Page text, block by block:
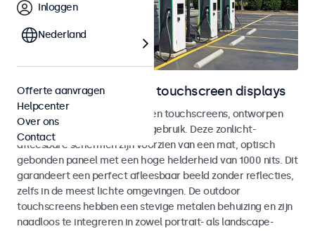
Outdoor monitoren en touchscreen displays
Weersbestendige monitoren en touchscreens, ontworpen
voor zowel binnen- als buitengebruik. Deze zonlicht-
afleesbare schermen zijn voorzien van een mat, optisch
gebonden paneel met een hoge helderheid van 1000 nits. Dit
garandeert een perfect afleesbaar beeld zonder reflecties,
zelfs in de meest lichte omgevingen. De outdoor
touchscreens hebben een stevige metalen behuizing en zijn
naadloos te integreren in zowel portrait- als landscape-
Inloggen
Nederland
Offerte aanvragen
Helpcenter
Over ons
Contact